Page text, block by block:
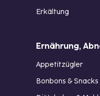
Erkältung
Ernährung,
Appetitzügler
Bonbons & Snacks